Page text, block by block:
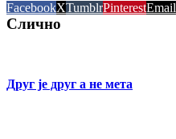
FacebookXTumblrPinterestEmail
Слично
Друг је друг а не мета